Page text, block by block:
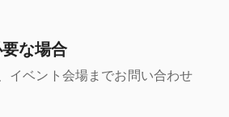
な場合
イベント会場までお問い合わせ